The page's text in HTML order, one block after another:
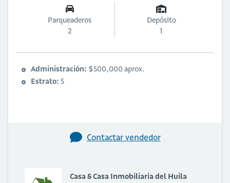
Parqueaderos
2
Depósito
1
Administración: $500,000 aprox.
Estrato: 5
Contactar vendedor
Casa & Casa Inmobiliaria del Huila